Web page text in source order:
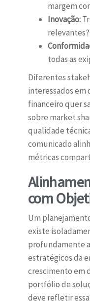
margem
Inovação:
relevantes?
todas as
Diferentes
interessados em
financeiro quer
sobre market
qualidade
comunicado
métricas
com
Um
existe
profundamente
estratégicos da
crescimento em
portfólio de
deve refletir